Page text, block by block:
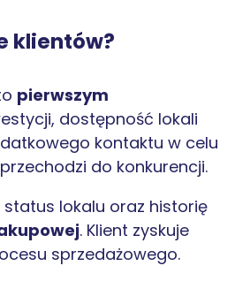
klientów?
pierwszym
dostępność lokali
kontaktu w celu
do konkurencji.
lokalu oraz historię
. Klient zyskuje
sprzedażowego.